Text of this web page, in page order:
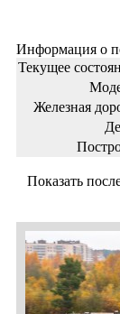
Информация о
Текущее
Железная
Показать